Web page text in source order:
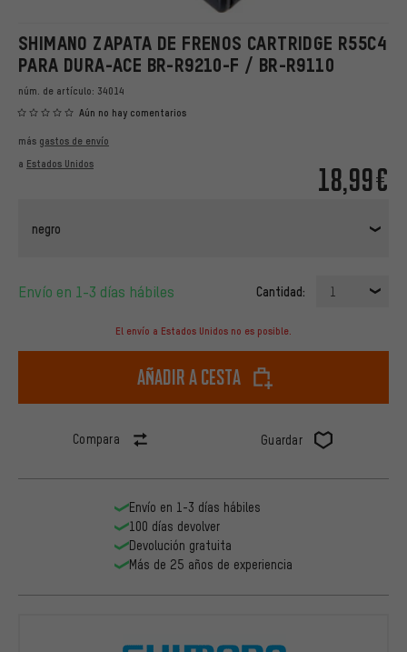
SHIMANO ZAPATA DE FRENOS CARTRIDGE R55C4
PARA DURA-ACE BR-R9210-F / BR-R9110
núm. de artículo: 34014
Aún no hay comentarios
18,99€
más gastos de envío
a Estados Unidos
negro
Envío en 1-3 días hábiles Cantidad: 1
El envío a Estados Unidos no es posible.
Añadir a cesta
Compara Guardar
Envío en 1-3 días hábiles
100 días devolver
Devolución gratuita
Más de 25 años de experiencia